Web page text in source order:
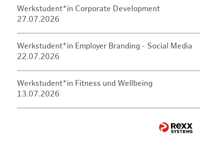
Werkstudent*in Corporate Development
27.07.2026
Werkstudent*in Employer Branding - Social Media
22.07.2026
Werkstudent*in Fitness und Wellbeing
13.07.2026